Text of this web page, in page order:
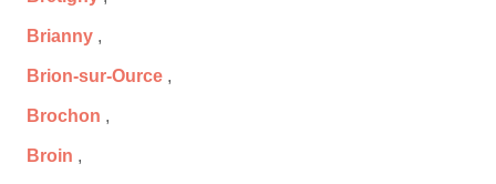
Brianny ,
Brion-sur-Ource ,
Brochon ,
Broin ,